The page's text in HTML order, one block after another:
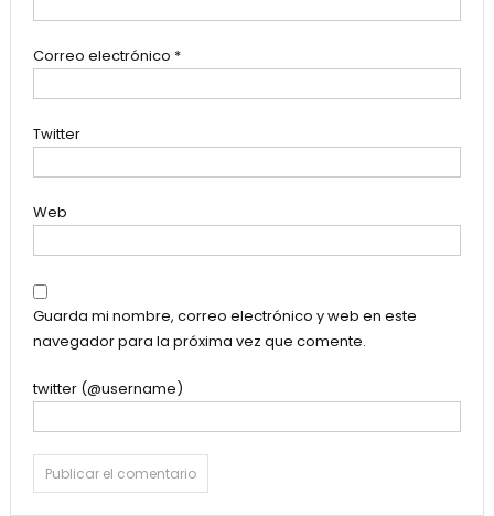
Correo electrónico *
Twitter
Web
Guarda mi nombre, correo electrónico y web en este
navegador para la próxima vez que comente.
twitter (@username)